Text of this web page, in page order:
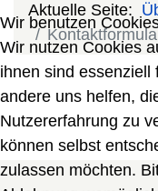
Aktuelle Seite:
Wir benutzen
Wir nutzen Cookies
ihnen sind essenziell
andere uns helfen,
Nutzererfahrung zu
können selbst
zulassen möchten.